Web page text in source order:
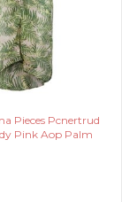
Pieces Pcnertrud
Pink Aop Palm